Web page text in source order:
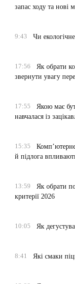
запас ходу та нові
9:43
Чи
17:56
Як обрати
звернути увагу
17:55
Якою має
навчалася із
15:35
Комп’ютерне
й підлога
13:59
Як обрати
критерії 2026
10:05
Як
8:41
Які смаки